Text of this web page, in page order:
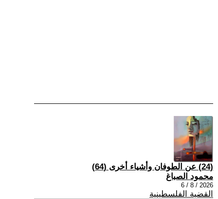
(24) عن الطوفان وأشياء أخرى (64)
محمود الصباغ
2026 / 8 / 6
القضية الفلسطينية